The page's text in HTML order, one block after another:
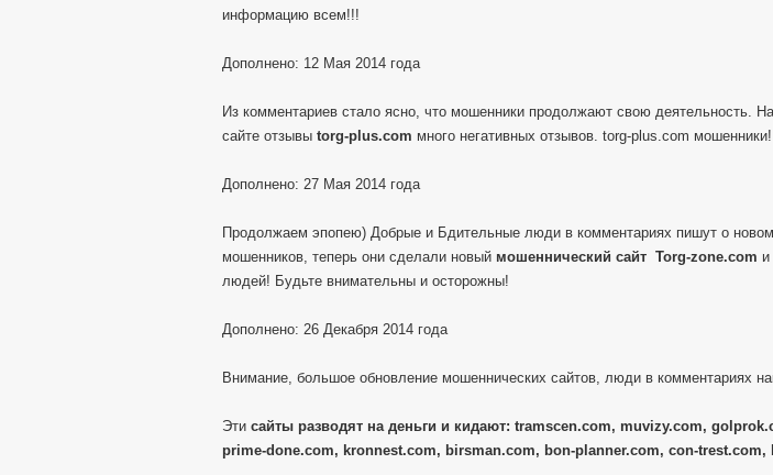
информацию всем!!!
Дополнено: 12 Мая 2014 года
Из комментариев стало ясно, что мошенники продолжают свою деятельность.
сайте отзывы torg-plus.com много негативных отзывов. torg-plus.com мошенники!
Дополнено: 27 Мая 2014 года
Продолжаем эпопею) Добрые и Бдительные люди в комментариях пишут о
мошенников, теперь они сделали новый мошеннический сайт Torg-zone.com
людей! Будьте внимательны и осторожны!
Дополнено: 26 Декабря 2014 года
Внимание, большое обновление мошеннических сайтов, люди в комментариях
Эти сайты разводят на деньги и кидают: tramscen.com, muvizy.com,
prime-done.com, kronnest.com, birsman.com, bon-planner.com, con-trest.com,